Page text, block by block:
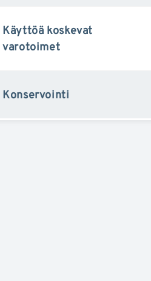
Käyttöä koskevat
varotoimet
Konservointi